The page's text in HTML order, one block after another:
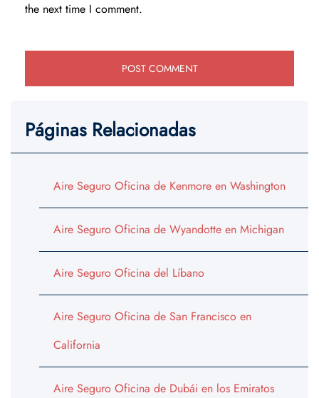
the next time I comment.
Páginas Relacionadas
Aire Seguro Oficina de Kenmore en Washington
Aire Seguro Oficina de Wyandotte en Michigan
Aire Seguro Oficina del Líbano
Aire Seguro Oficina de San Francisco en
California
Aire Seguro Oficina de Dubái en los Emiratos